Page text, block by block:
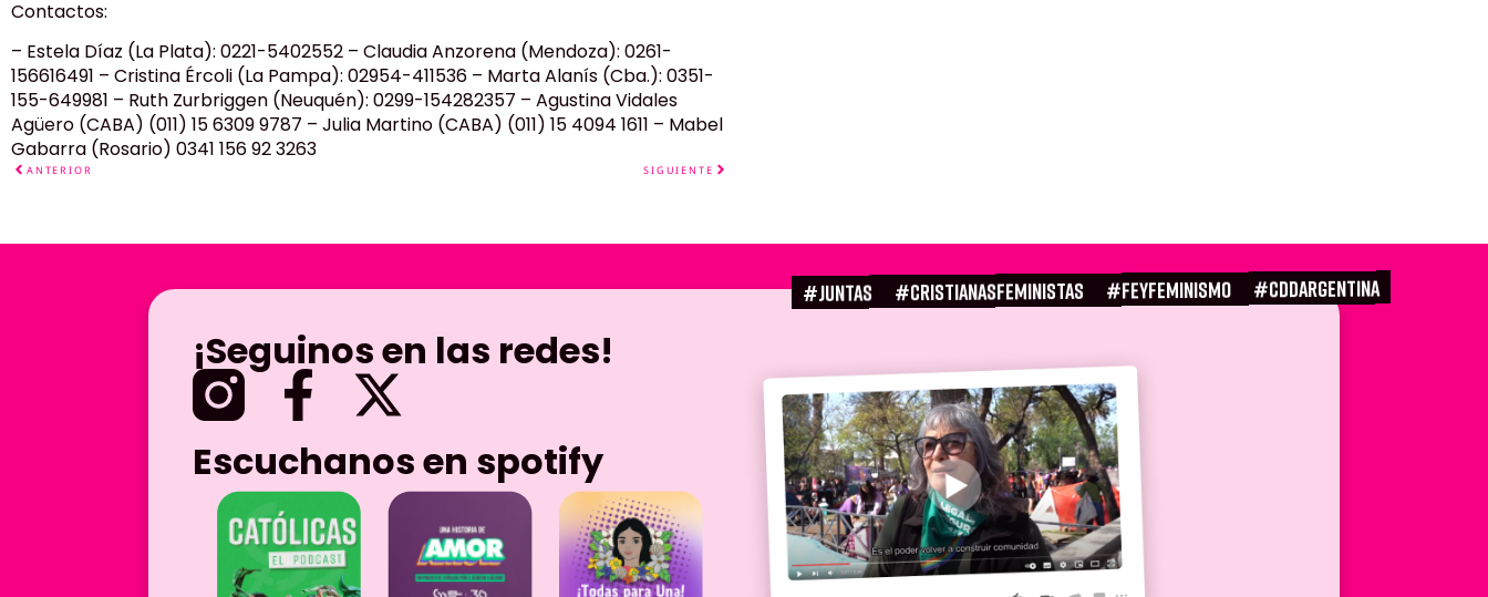
Contactos:
– Estela Díaz (La Plata): 0221-5402552 – Claudia Anzorena (Mendoza): 0261-
156616491 – Cristina Ércoli (La Pampa): 02954-411536 – Marta Alanís (Cba.): 0351-
155-649981 – Ruth Zurbriggen (Neuquén): 0299-154282357 – Agustina Vidales
Agüero (CABA) (011) 15 6309 9787 – Julia Martino (CABA) (011) 15 4094 1611 – Mabel
Gabarra (Rosario) 0341 156 92 3263
ANTERIOR SIGUIENTE
#juntas #CRISTIANASFEMINISTAS #FEYFEMINISMO #CDDARGENTINA
¡Seguinos en las redes!
Escuchanos en spotify